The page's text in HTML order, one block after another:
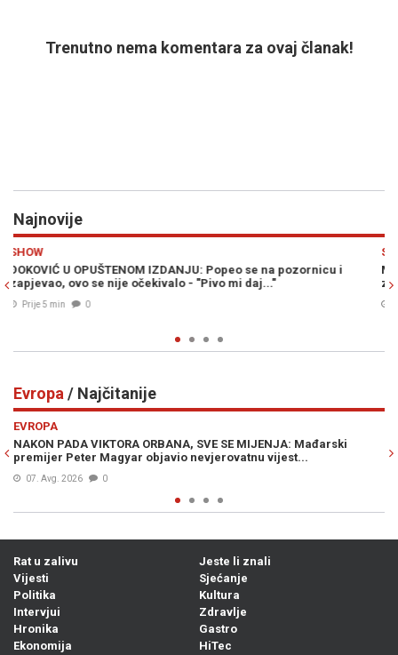
Trenutno nema komentara za ovaj članak!
Najnovije
MOURINHO POBJESNIO ZBOG NEOČEKIVANOG PREOKRETA:
zvijezda odlazi najvećem rivalu
Prije 13 min
Evropa / Najčitanije
EVROPA
ŠPANIJA POSTAVILA ULTIMATUM ITALIJI: "Imate vremena do
nedjelje"
07. Avg. 2026
Rat u zalivu
Vijesti
Politika
Intervjui
Hronika
Ekonomija
Jeste li znali
Sjećanje
Kultura
Zdravlje
Gastro
HiTec